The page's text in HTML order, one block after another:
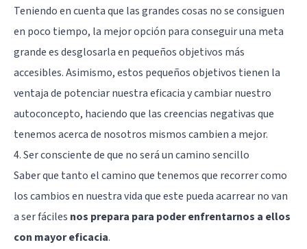
Teniendo en cuenta que las grandes cosas no se consiguen
en poco tiempo, la mejor opción para conseguir una meta
grande es desglosarla en pequeños objetivos más
accesibles. Asimismo, estos pequeños objetivos tienen la
ventaja de potenciar nuestra eficacia y cambiar nuestro
autoconcepto, haciendo que las creencias negativas que
tenemos acerca de nosotros mismos cambien a mejor.
4. Ser consciente de que no será un camino sencillo
Saber que tanto el camino que tenemos que recorrer como
los cambios en nuestra vida que este pueda acarrear no van
a ser fáciles nos prepara para poder enfrentarnos a ellos
con mayor eficacia.